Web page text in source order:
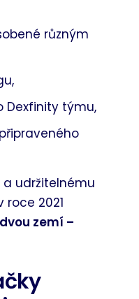
různým
Dexfinity týmu,
udržitelnému
roce 2021
zemí –